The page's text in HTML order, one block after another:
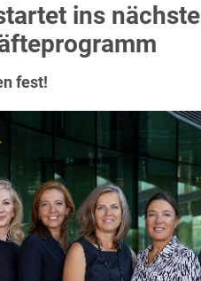
ins nächste
fest!